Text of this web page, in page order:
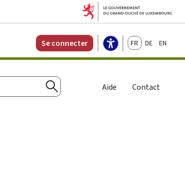
Se connecter FrançaisDeutschEnglish
Rechercher
Aide Contact